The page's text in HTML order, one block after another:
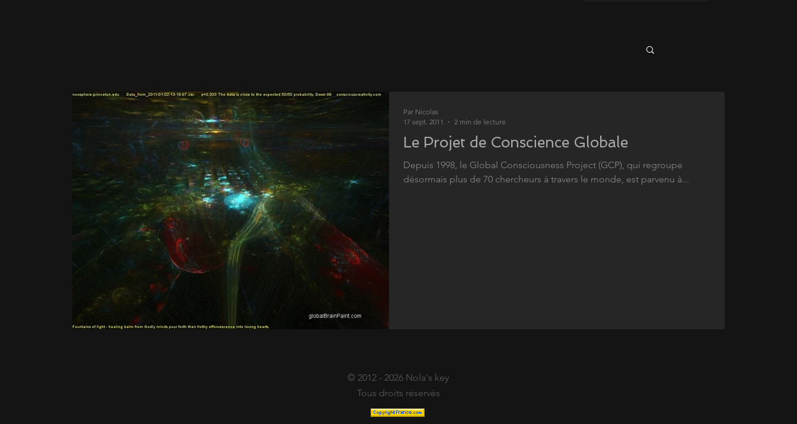
Le Projet de Conscience Globale
Depuis 1998, le Global Consciousness Project (GCP), qui regroupe
désormais plus de 70 chercheurs à travers le monde, est parvenu à...
Par Nicolas
17 sept. 2011
2 min de lecture
© 2012 - 2026 Nola's key
Tous droits réservés